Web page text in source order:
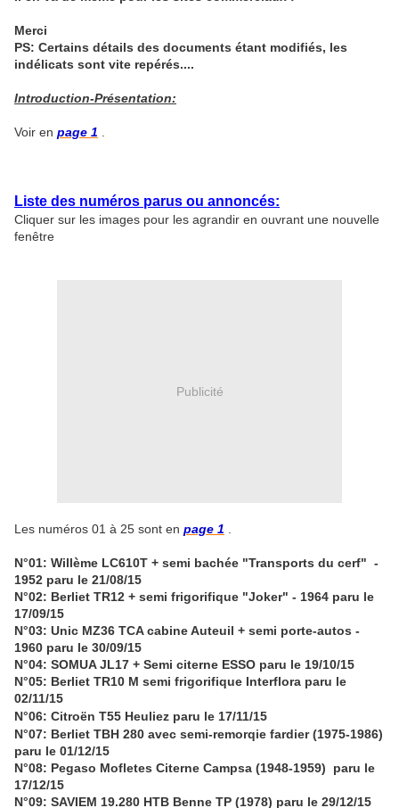
Merci
PS: Certains détails des documents étant modifiés, les
indélicats sont vite repérés....
Introduction-Présentation:
Voir en page 1
Liste des numéros parus ou annoncés:
Cliquer sur les images pour les agrandir en ouvrant une nouvelle
fenêtre
Publicité
Les numéros 01 à 25 sont en page 1
N°01: Willème LC610T + semi bachée "Transports du cerf" -
1952 paru le 21/08/15
N°02: Berliet TR12 + semi frigorifique "Joker" - 1964 paru le
17/09/15
N°03: Unic MZ36 TCA cabine Auteuil + semi porte-autos -
1960 paru le 30/09/15
N°04: SOMUA JL17 + Semi citerne ESSO paru le 19/10/15
N°05: Berliet TR10 M semi frigorifique Interflora paru le
02/11/15
N°06: Citroën T55 Heuliez paru le 17/11/15
N°07: Berliet TBH 280 avec semi-remorqie fardier (1975-1986)
paru le 01/12/15
N°08: Pegaso Mofletes Citerne Campsa (1948-1959) paru le
17/12/15
N°09: SAVIEM 19.280 HTB Benne TP (1978) paru le 29/12/15